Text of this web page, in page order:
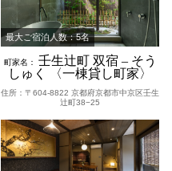
最大ご宿泊人数：5名
町家名：
壬生辻町 双宿 – そう
しゅく 〈一棟貸し町家〉
住所：〒604-8822 京都府京都市中京区壬生
辻町38−25